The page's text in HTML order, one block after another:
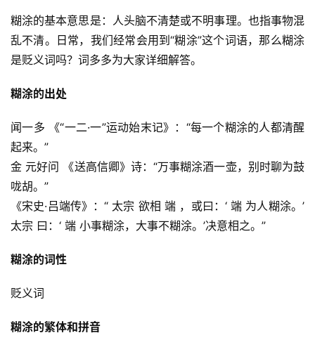
糊涂的基本意思是：人头脑不清楚或不明事理。也指事物混
乱不清。日常，我们经常会用到“糊涂”这个词语，那么糊涂
是贬义词吗？词多多为大家详细解答。
糊涂的出处
闻一多 《“一二·一”运动始末记》：“每一个糊涂的人都清醒
起来。”
金 元好问 《送高信卿》诗：“万事糊涂酒一壶，别时聊为鼓
咙胡。”
《宋史·吕端传》：“ 太宗 欲相 端 ，或曰：‘ 端 为人糊涂。’
太宗 曰：‘ 端 小事糊涂，大事不糊涂。’决意相之。”
糊涂的词性
贬义词
糊涂的繁体和拼音